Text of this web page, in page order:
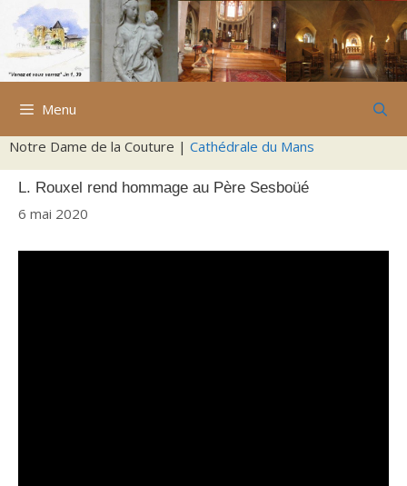
Aller
contenu
Menu
Notre Dame de la Couture | Cathédrale du Mans
L. Rouxel rend hommage au Père Sesboüé
6 mai 2020